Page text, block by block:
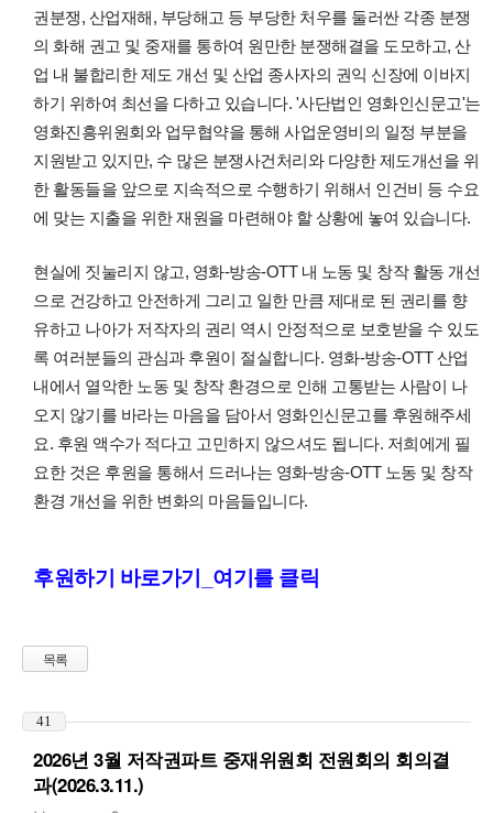
권분쟁, 산업재해, 부당해고 등 부당한 처우를 둘러싼 각종 분쟁
의 화해 권고 및 중재를 통하여 원만한 분쟁해결을 도모하고, 산
업 내 불합리한 제도 개선 및 산업 종사자의 권익 신장에 이바지
하기 위하여 최선을 다하고 있습니다. '사단법인 영화인신문고'는
영화진흥위원회와 업무협약을 통해 사업운영비의 일정 부분을
지원받고 있지만, 수 많은 분쟁사건처리와 다양한 제도개선을 위
한 활동들을 앞으로 지속적으로 수행하기 위해서 인건비 등 수요
에 맞는 지출을 위한 재원을 마련해야 할 상황에 놓여 있습니다.
현실에 짓눌리지 않고, 영화-방송-OTT 내 노동 및 창작 활동 개선
으로 건강하고 안전하게 그리고 일한 만큼 제대로 된 권리를 향
유하고 나아가 저작자의 권리 역시 안정적으로 보호받을 수 있도
록 여러분들의 관심과 후원이 절실합니다. 영화-방송-OTT 산업
내에서 열악한 노동 및 창작 환경으로 인해 고통받는 사람이 나
오지 않기를 바라는 마음을 담아서 영화인신문고를 후원해주세
요. 후원 액수가 적다고 고민하지 않으셔도 됩니다. 저희에게 필
요한 것은 후원을 통해서 드러나는 영화-방송-OTT 노동 및 창작
환경 개선을 위한 변화의 마음들입니다.
후원하기 바로가기_여기를 클릭
목록
41
2026년 3월 저작권파트 중재위원회 전원회의 회의결
과(2026.3.11.)